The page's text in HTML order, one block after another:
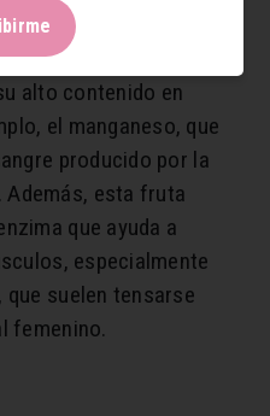
más beneficiosas
aliviar el dolor de la
alto contenido en
el manganeso, que
producido por la
Además, esta fruta
que ayuda a
especialmente
suelen tensarse
femenino.